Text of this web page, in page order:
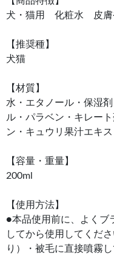
犬・猫用 化粧水 皮膚
【推奨種】
犬猫
【材質】
水・エタノール・保湿
ル・パラベン・キレー
ン・キュウリ果汁エキ
【容量・重量】
200ml
【使用方法】
●本品使用前に、よくブ
してから使用してくだ
り）・被毛に直接噴霧